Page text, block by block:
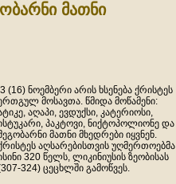
მათნი
3 (16) ნოემბერი არის ხსენება ქრისტეს
მოსავთა. წმიდა მოწამენი:
აღაპი, ევდუქსი, კატერიოსი,
პაკტოვი, ნიქტოპოლიონე და
მათნი მხედრები იყვნენ.
აღსარებისთვის უღმერთოებმა
320 წელს, ლიკინიუსის ზეობისას
324) ცეცხლში გამოწვეს.